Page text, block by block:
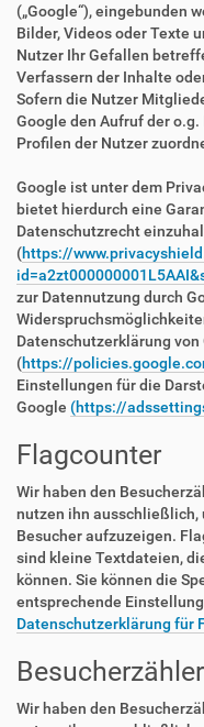
(„Google“), eingebunden
Bilder, Videos oder Texte
Nutzer Ihr Gefallen
Verfassern der Inhalte
Sofern die Nutzer
Google den Aufruf der
Profilen der Nutzer
Google ist unter dem
bietet hierdurch eine
Datenschutzrecht
(https://
zur Datennutzung durch
Datenschutzerklärung von
(https://
Einstellungen für die
Google (https://
Flagcounter
Wir haben den
nutzen ihn ausschließlich,
Besucher aufzuzeigen.
sind kleine Textdateien,
können. Sie können die
entsprechende
Datenschutzerklärung für
Besucherzähler
Wir haben den